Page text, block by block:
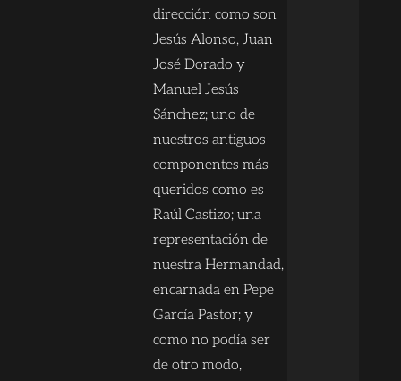
dirección como son
Jesús Alonso, Juan
José Dorado y
Manuel Jesús
Sánchez; uno de
nuestros antiguos
componentes más
queridos como es
Raúl Castizo; una
representación de
nuestra Hermandad,
encarnada en Pepe
García Pastor; y
como no podía ser
de otro modo,